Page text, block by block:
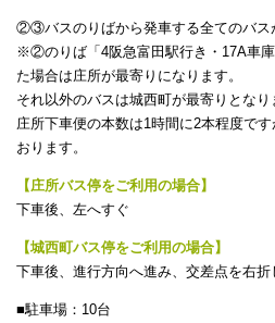
②③バスのりばから発車する全てのバス
※②のりば「4阪急富田駅行き・17A車
た場合は庄所が最寄りになります。
それ以外のバスは城西町が最寄りとなり
庄所下車便の本数は1時間に2本程度で
おります。
【庄所バス停をご利用の場合】
下車後、左へすぐ
【城西町バス停をご利用の場合】
下車後、進行方向へ進み、交差点を右折
■駐車場：10台